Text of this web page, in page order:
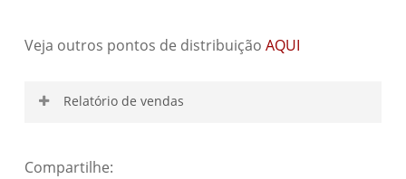
Veja outros pontos de distribuiçãoAQUI
Relatório de vendas
Compartilhe: